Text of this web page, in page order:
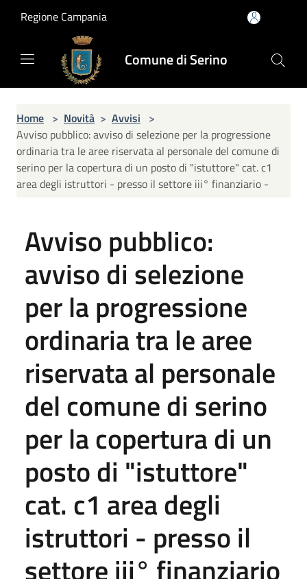
Regione Campania
Comune di Serino
Home > Novità > Avvisi >
Avviso pubblico: avviso di selezione per la progressione
ordinaria tra le aree riservata al personale del comune di
serino per la copertura di un posto di "istuttore" cat. c1
area degli istruttori - presso il settore iii° finanziario -
Avviso pubblico:
avviso di selezione
per la progressione
ordinaria tra le aree
riservata al personale
del comune di serino
per la copertura di un
posto di "istuttore"
cat. c1 area degli
istruttori - presso il
settore iii° finanziario